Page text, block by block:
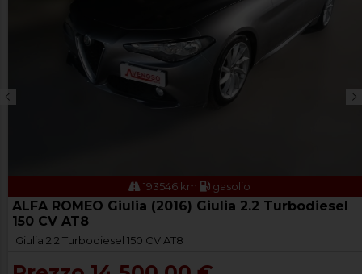
193546 km gasolio
ALFA ROMEO Giulia (2016) Giulia 2.2 Turbodiesel
150 CV AT8
Giulia 2.2 Turbodiesel 150 CV AT8